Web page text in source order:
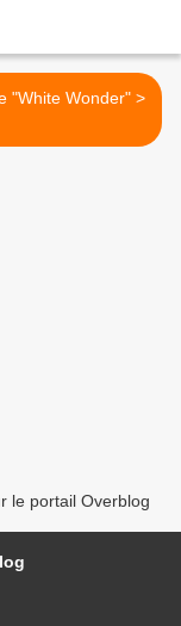
Orchidée "White Wonder" >
le portail Overblog